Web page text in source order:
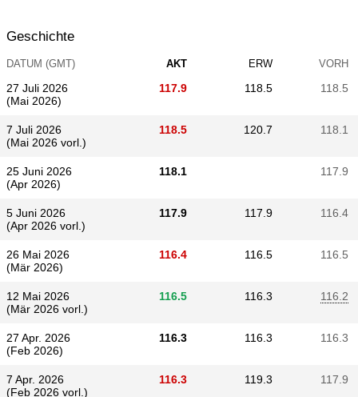
Geschichte
DATUM (GMT) AKT ERW VORH
27 Juli 2026
(Mai 2026)
117.9 118.5 118.5
7 Juli 2026
(Mai 2026 vorl.)
118.5 120.7 118.1
25 Juni 2026
(Apr 2026)
118.1 117.9
5 Juni 2026
(Apr 2026 vorl.)
117.9 117.9 116.4
26 Mai 2026
(Mär 2026)
116.4 116.5 116.5
12 Mai 2026
(Mär 2026 vorl.)
116.5 116.3 116.2
27 Apr. 2026
(Feb 2026)
116.3 116.3 116.3
7 Apr. 2026
(Feb 2026 vorl.)
116.3 119.3 117.9